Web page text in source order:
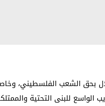
بحق الشعب
الواسع للبنى التحتية